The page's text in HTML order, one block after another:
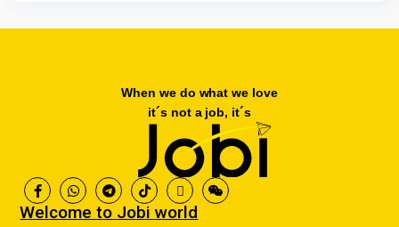
When we do what we love
it´s not a job, it´s
Welcome to Jobi world